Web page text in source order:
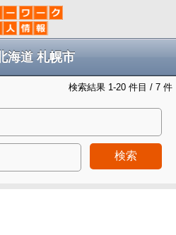
海道 札幌市
検索結果 1-20 件目 / 7 件
検索